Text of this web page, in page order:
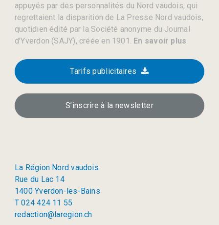
appuyés par des personnalités du Nord vaudois, qui
regrettaient la disparition de La Presse Nord vaudois,
quotidien édité par la Société anonyme du Journal
d’Yverdon (SAJY), créée en 1901. En savoir plus
Tarifs publicitaires
S’inscrire à la newsletter
La Région Nord vaudois
Rue du Lac 14
1400 Yverdon-les-Bains
T 024 424 11 55
redaction@laregion.ch